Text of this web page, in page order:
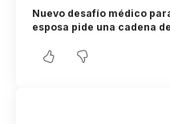
Nuevo desafío médico
esposa pide una cadena